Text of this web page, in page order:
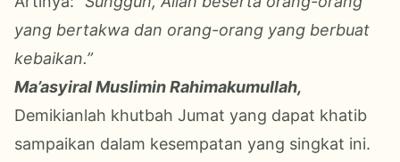
yang bertakwa dan orang-orang yang berbuat
kebaikan.”
Ma’asyiral Muslimin Rahimakumullah,
Demikianlah khutbah Jumat yang dapat khatib
sampaikan dalam kesempatan yang singkat ini.